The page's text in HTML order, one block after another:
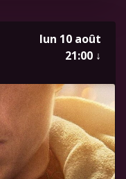
lun 10 août
21:00 ↓